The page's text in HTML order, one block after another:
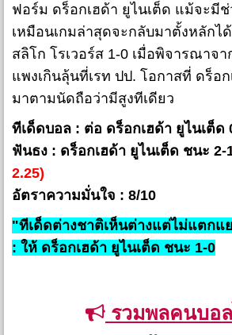
ฟอร์ม ดร็อกเฮด้า ยูไนเต็ด แม้จะมี
เหมือนเกมล่าสุดจะกลับมาตั้งหลักไ
สลิโก โรเวอร์ส 1-0 เมื่อพิจารณาจ
แพงเกินลุ้นที่เรท ปป. โอกาสที่ ดร็อก
มาตามนัดถือว่ามีสูงทีเดียว
ทีเด็ดบอล : ต่อ ดร็อกเฮด้า ยูไนเต็ด
ฟันธง : ดร็อกเฮด้า ยูไนเต็ด ชนะ 2-
2.25)
อัตราความมั่นใจ : 8/10
"ทีเด็ดต่างชาติเห็นต่างแต่ไม่แตกแ
: ให้ ดร็อกเฮด้า ยูไนเต็ด ชนะ 1-0
รวมพลคนบอ